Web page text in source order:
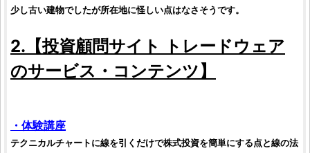
少し古い建物でしたが所在地に怪しい点はなさそうです。
2.【投資顧問サイト
トレードウェア
のサービス・コンテンツ】
・体験講座
テクニカルチャートに線を引くだけで株式投資を簡単にする点と線の法